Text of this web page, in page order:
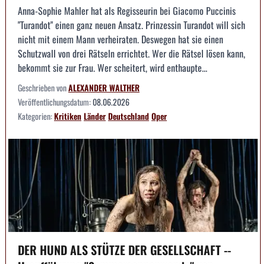
Anna-Sophie Mahler hat als Regisseurin bei Giacomo Puccinis
"Turandot" einen ganz neuen Ansatz. Prinzessin Turandot will sich
nicht mit einem Mann verheiraten. Deswegen hat sie einen
Schutzwall von drei Rätseln errichtet. Wer die Rätsel lösen kann,
bekommt sie zur Frau. Wer scheitert, wird enthaupte...
Geschrieben vonALEXANDER WALTHER
Veröffentlichungsdatum:08.06.2026
Kategorien:KritikenLänderDeutschlandOper
DER HUND ALS STÜTZE DER GESELLSCHAFT --